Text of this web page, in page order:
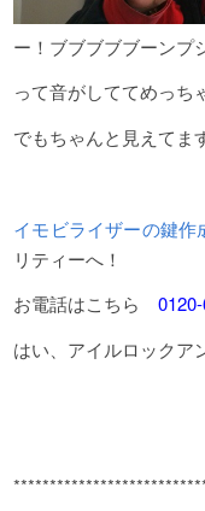
ー！ブブブブブーンプ
って音がしててめっち
でもちゃんと見えてま
イモビライザーの鍵作
リティーへ！
お電話はこちら
はい、アイルロックア